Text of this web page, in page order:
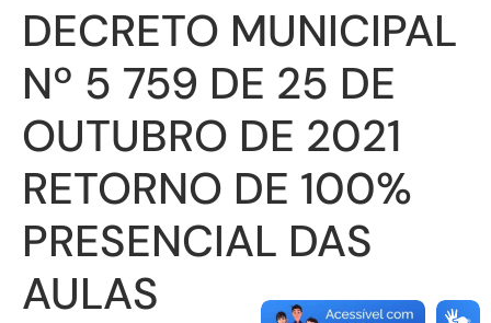
DECRETO MUNICIPAL
Nº 5 759 DE 25 DE
OUTUBRO DE 2021
RETORNO DE 100%
PRESENCIAL DAS
AULAS